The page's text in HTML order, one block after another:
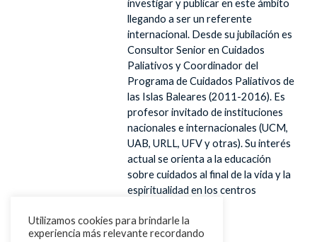
investigar y publicar en este ámbito
llegando a ser un referente
internacional. Desde su jubilación es
Consultor Senior en Cuidados
Paliativos y Coordinador del
Programa de Cuidados Paliativos de
las Islas Baleares (2011-2016). Es
profesor invitado de instituciones
nacionales e internacionales (UCM,
UAB, URLL, UFV y otras). Su interés
actual se orienta a la educación
sobre cuidados al final de la vida y la
espiritualidad en los centros
Utilizamos cookies para brindarle la
experiencia más relevante recordando